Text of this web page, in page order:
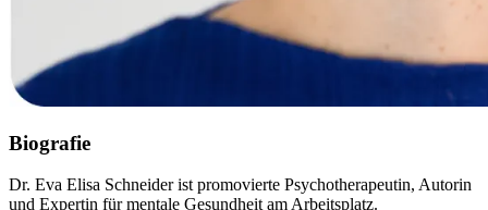
Biografie
Dr. Eva Elisa Schneider ist promovierte Psychotherapeutin, Autorin
und Expertin für mentale Gesundheit am Arbeitsplatz.